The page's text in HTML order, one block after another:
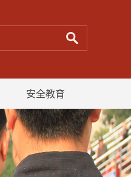
安全教育